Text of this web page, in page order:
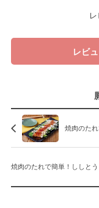
レビ
焼肉のた
焼肉のたれで簡単！ししと